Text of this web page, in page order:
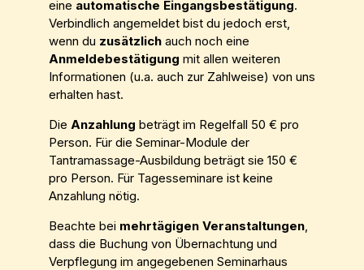
eine automatische Eingangsbestätigung.
Verbindlich angemeldet bist du jedoch erst,
wenn du zusätzlich auch noch eine
Anmeldebestätigung mit allen weiteren
Informationen (u.a. auch zur Zahlweise) von uns
erhalten hast.
Die Anzahlung beträgt im Regelfall 50 € pro
Person. Für die Seminar-Module der
Tantramassage-Ausbildung beträgt sie 150 €
pro Person. Für Tagesseminare ist keine
Anzahlung nötig.
Beachte bei mehrtägigen Veranstaltungen
dass die Buchung von Übernachtung und
Verpflegung im angegebenen Seminarhaus